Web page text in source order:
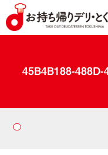
45B4B188-488D-